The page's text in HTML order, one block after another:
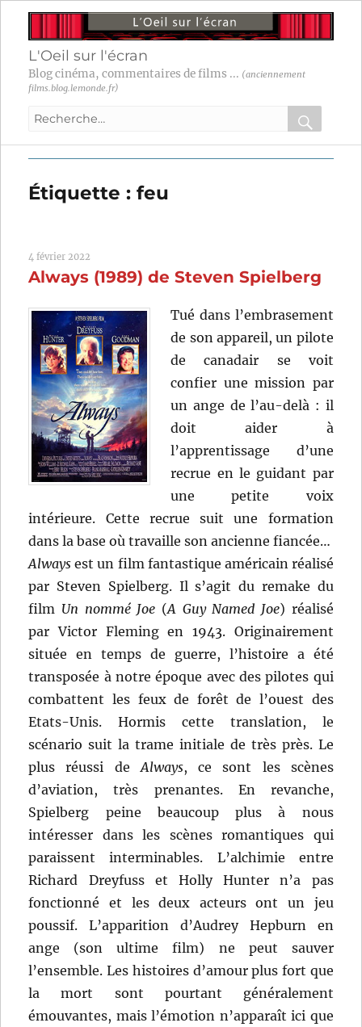
L'Oeil sur l'écran
Blog cinéma, commentaires de films ... (anciennement
films.blog.lemonde.fr)
Recherche
:
OK
Étiquette :feu
4 février 2022
Always (1989) de Steven Spielberg
Tué dans l’embrasement
de son appareil, un pilote
de canadair se voit
confier une mission par
un ange de l’au-delà : il
doit aider à
l’apprentissage d’une
recrue en le guidant par
une petite voix
intérieure. Cette recrue suit une formation
dans la base où travaille son ancienne fiancée…
Always est un film fantastique américain réalisé
par Steven Spielberg. Il s’agit du remake du
film Un nommé Joe (A Guy Named Joe) réalisé
par Victor Fleming en 1943. Originairement
située en temps de guerre, l’histoire a été
transposée à notre époque avec des pilotes qui
combattent les feux de forêt de l’ouest des
Etats-Unis. Hormis cette translation, le
scénario suit la trame initiale de très près. Le
plus réussi deAlways, ce sont les scènes
d’aviation, très prenantes. En revanche,
Spielberg peine beaucoup plus à nous
intéresser dans les scènes romantiques qui
paraissent interminables. L’alchimie entre
Richard Dreyfuss et Holly Hunter n’a pas
fonctionné et les deux acteurs ont un jeu
poussif. L’apparition d’Audrey Hepburn en
ange (son ultime film) ne peut sauver
l’ensemble. Les histoires d’amour plus fort que
la mort sont pourtant généralement
émouvantes, mais l’émotion n’apparaît ici que